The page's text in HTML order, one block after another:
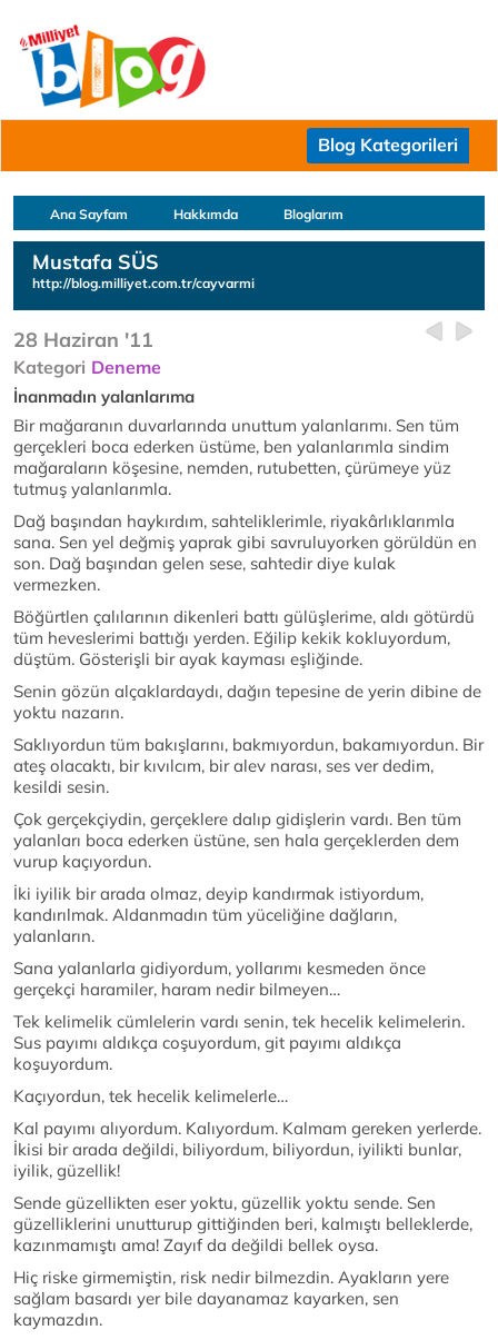
Blog Kategorileri
Ana Sayfam Hakkımda Bloglarım
Mustafa SÜS
http://blog.milliyet.com.tr/cayvarmi
28 Haziran '11
Kategori Deneme
İnanmadın yalanlarıma
Bir mağaranın duvarlarında unuttum yalanlarımı. Sen tüm
gerçekleri boca ederken üstüme, ben yalanlarımla sindim
mağaraların köşesine, nemden, rutubetten, çürümeye yüz
tutmuş yalanlarımla.
Dağ başından haykırdım, sahteliklerimle, riyakârlıklarımla
sana. Sen yel değmiş yaprak gibi savruluyorken görüldün en
son. Dağ başından gelen sese, sahtedir diye kulak
vermezken.
Böğürtlen çalılarının dikenleri battı gülüşlerime, aldı götürdü
tüm heveslerimi battığı yerden. Eğilip kekik kokluyordum,
düştüm. Gösterişli bir ayak kayması eşliğinde.
Senin gözün alçaklardaydı, dağın tepesine de yerin dibine de
yoktu nazarın.
Saklıyordun tüm bakışlarını, bakmıyordun, bakamıyordun. Bir
ateş olacaktı, bir kıvılcım, bir alev narası, ses ver dedim,
kesildi sesin.
Çok gerçekçiydin, gerçeklere dalıp gidişlerin vardı. Ben tüm
yalanları boca ederken üstüne, sen hala gerçeklerden dem
vurup kaçıyordun.
İki iyilik bir arada olmaz, deyip kandırmak istiyordum,
kandırılmak. Aldanmadın tüm yüceliğine dağların,
yalanların.
Sana yalanlarla gidiyordum, yollarımı kesmeden önce
gerçekçi haramiler, haram nedir bilmeyen…
Tek kelimelik cümlelerin vardı senin, tek hecelik kelimelerin.
Sus payımı aldıkça coşuyordum, git payımı aldıkça
koşuyordum.
Kaçıyordun, tek hecelik kelimelerle…
Kal payımı alıyordum. Kalıyordum. Kalmam gereken yerlerde.
İkisi bir arada değildi, biliyordum, biliyordun, iyilikti bunlar,
iyilik, güzellik!
Sende güzellikten eser yoktu, güzellik yoktu sende. Sen
güzelliklerini unutturup gittiğinden beri, kalmıştı belleklerde,
kazınmamıştı ama! Zayıf da değildi bellek oysa.
Hiç riske girmemiştin, risk nedir bilmezdin. Ayakların yere
sağlam basardı yer bile dayanamaz kayarken, sen
kaymazdın.